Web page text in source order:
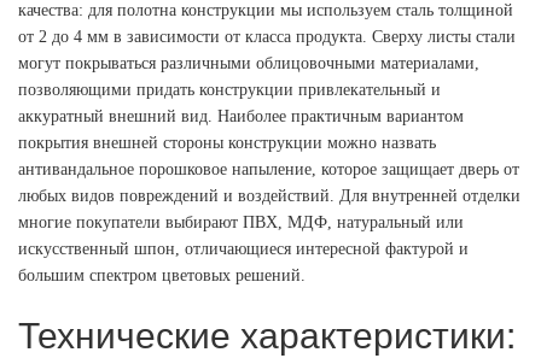
качества: для полотна конструкции мы используем сталь толщиной
от 2 до 4 мм в зависимости от класса продукта. Сверху листы стали
могут покрываться различными облицовочными материалами,
позволяющими придать конструкции привлекательный и
аккуратный внешний вид. Наиболее практичным вариантом
покрытия внешней стороны конструкции можно назвать
антивандальное порошковое напыление, которое защищает дверь от
любых видов повреждений и воздействий. Для внутренней отделки
многие покупатели выбирают ПВХ, МДФ, натуральный или
искусственный шпон, отличающиеся интересной фактурой и
большим спектром цветовых решений.
Технические характеристики: